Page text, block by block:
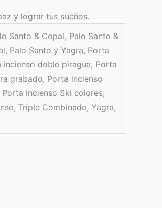
y lograr tus sueños.
Santo & Copal, Palo Santo &
Palo Santo y Yagra, Porta
doble piragua, Porta
grabado, Porta incienso
incienso Ski colores,
Triple Combinado, Yagra,